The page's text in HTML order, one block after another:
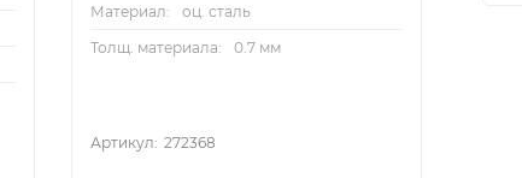
Материал:
оц. сталь
Толщ. материала:
0.7 мм
Артикул: 272368